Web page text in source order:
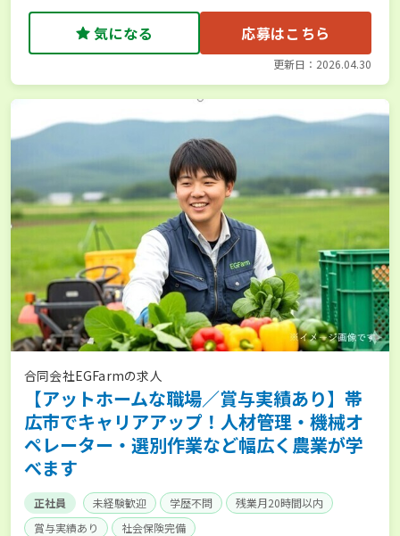
気になる 応募はこちら
更新日：2026.04.30
合同会社EGFarmの求人
【アットホームな職場／賞与実績あり】帯
広市でキャリアアップ！人材管理・機械オ
ペレーター・選別作業など幅広く農業が学
べます
正社員 未経験歓迎 学歴不問
残業月20時間以内
賞与実績あり
社会保険完備